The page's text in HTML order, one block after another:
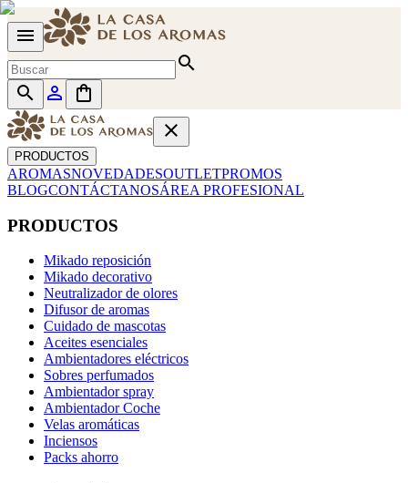
menu
search
search
person_outline
shopping_bag
close
PRODUCTOS
AROMASNOVEDADESOUTLETPROMOS
BLOGCONTÁCTANOSÁREA PROFESIONAL
PRODUCTOS
Mikado reposición
Mikado decorativo
Neutralizador de olores
Difusor de aromas
Cuidado de mascotas
Aceites esenciales
Ambientadores eléctricos
Sobres perfumados
Ambientador spray
Ambientador Coche
Velas aromáticas
Inciensos
Packs ahorro